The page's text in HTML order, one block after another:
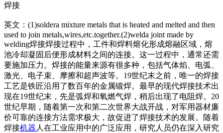
焊接
英文：(1)soldera mixture metals that is heated and melted and then
used to join metals,wires,etc.together.(2)welda joint made by
welding焊接焊接过程中，工件和焊料熔化形成熔融区域，熔
池冷却凝固后便形成材料之间的连接。这一过程中，通常还需
要施加压力。焊接的能量来源有很多种，包括气体焰、电弧、
激光、电子束、摩擦和超声波等。19世纪末之前，唯一的焊接
工艺是铁匠沿用了数百年的金属锻焊。最早的现代焊接技术出
现在19世纪末，先是弧焊和氧燃气焊，稍后出现了电阻焊。20
世纪早期，随着第一次和第二次世界大战开战，对军用器材廉
价可靠的连接方法需求极大，故促进了焊接技术的发展。随着
焊接机器 人在工业应用中的广泛应用，研究人员仍在深入研究